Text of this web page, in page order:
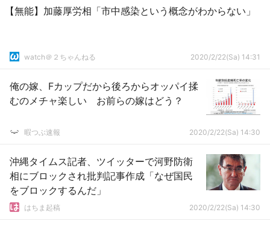
【無能】加藤厚労相「市中感染という概念がわからない」
watch＠２ちゃんねる 2020/2/22(Sa) 14:31
俺の嫁、Fカップだから後ろからオッパイ揉
むのメチャ楽しい お前らの嫁はどう？
暇つぶ速報 2020/2/22(Sa) 14:30
沖縄タイムス記者、ツイッターで河野防衛
相にブロックされ批判記事作成「なぜ国民
をブロックするんだ」
はちま起稿 2020/2/22(Sa) 14:30